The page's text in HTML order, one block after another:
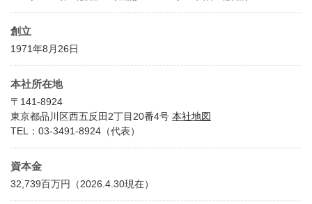
創立
1971年8月26日
本社所在地
〒141-8924
東京都品川区西五反田2丁目20番4号 本社地図
TEL：03-3491-8924（代表）
資本金
32,739百万円（2026.4.30現在）